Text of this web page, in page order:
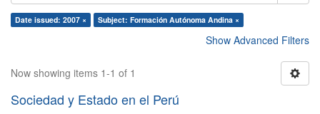
Date issued: 2007 × Subject: Formación Autónoma Andina ×
Show Advanced Filters
Now showing items 1-1 of 1
Sociedad y Estado en el Perú